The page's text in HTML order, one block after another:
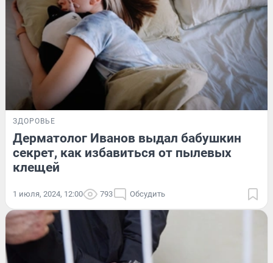
ЗДОРОВЬЕ
Дерматолог Иванов выдал бабушкин
секрет, как избавиться от пылевых
клещей
1 июля, 2024, 12:00 793 Обсудить